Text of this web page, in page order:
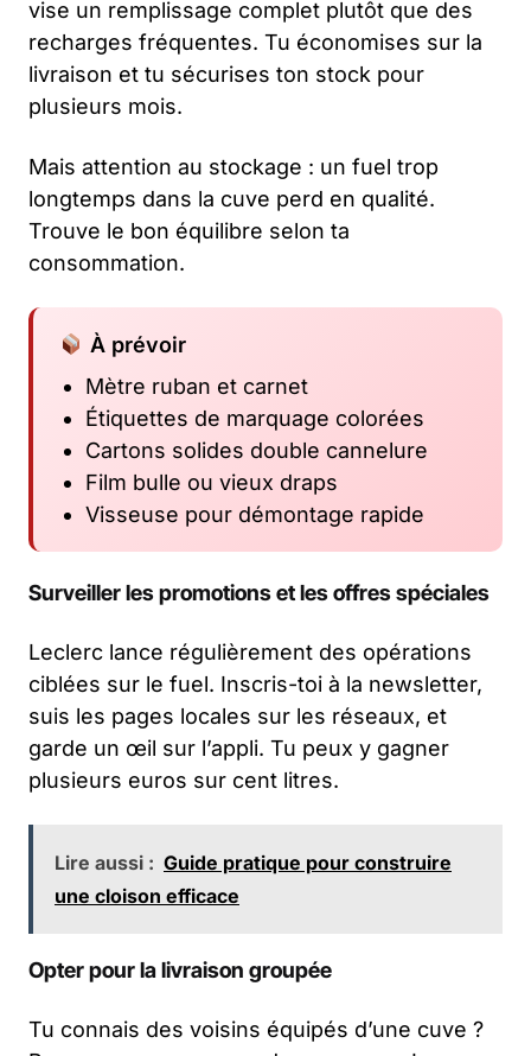
vise un remplissage complet plutôt que des
recharges fréquentes. Tu économises sur la
livraison et tu sécurises ton stock pour
plusieurs mois.
Mais attention au stockage : un fuel trop
longtemps dans la cuve perd en qualité.
Trouve le bon équilibre selon ta
consommation.
À prévoir
Mètre ruban et carnet
Étiquettes de marquage colorées
Cartons solides double cannelure
Film bulle ou vieux draps
Visseuse pour démontage rapide
Surveiller les promotions et les offres spéciales
Leclerc lance régulièrement des opérations
ciblées sur le fuel. Inscris-toi à la newsletter,
suis les pages locales sur les réseaux, et
garde un œil sur l’appli. Tu peux y gagner
plusieurs euros sur cent litres.
Lire aussi : Guide pratique pour construire
une cloison efficace
Opter pour la livraison groupée
Tu connais des voisins équipés d’une cuve ?